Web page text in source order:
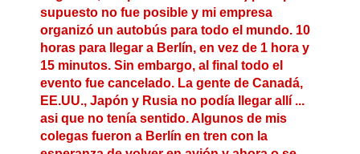
supuesto no fue posible y mi empresa
organizó un autobús para todo el mundo. 10
horas para llegar a Berlín, en vez de 1 hora y
15 minutos. Sin embargo, al final todo el
evento fue cancelado. La gente de Canadá,
EE.UU., Japón y Rusia no podía llegar allí ...
asi que no tenía sentido. Algunos de mis
colegas fueron a Berlín en tren con la